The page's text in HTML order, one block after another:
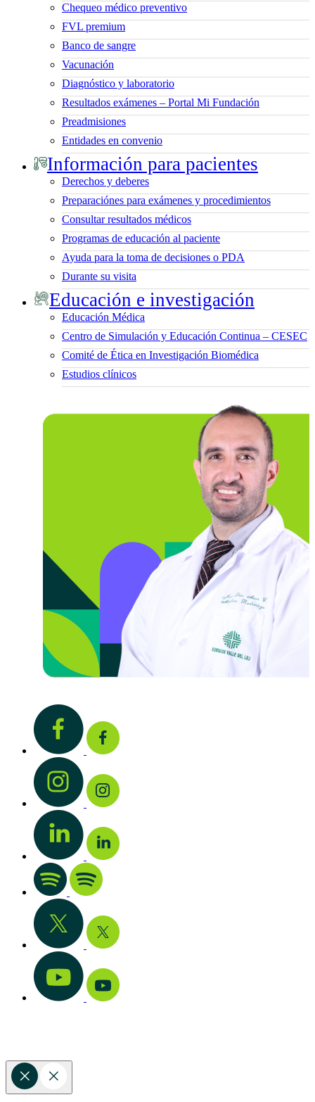
Chequeo médico preventivo
FVL premium
Banco de sangre
Vacunación
Diagnóstico y laboratorio
Resultados exámenes – Portal Mi Fundación
Preadmisiones
Entidades en convenio
Información para pacientes
Derechos y deberes
Preparaciónes para exámenes y procedimientos
Consultar resultados médicos
Programas de educación al paciente
Ayuda para la toma de decisiones o PDA
Durante su visita
Educación e investigación
Educación Médica
Centro de Simulación y Educación Continua – CESEC
Comité de Ética en Investigación Biomédica
Estudios clínicos